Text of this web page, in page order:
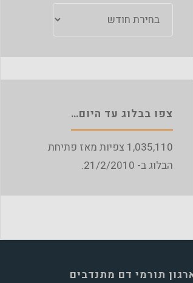
צפו בבלוג עד היום…
1,035,110 צפיות מאז פתיחת
הבלוג ב- 21/2/2010.
תורמי דם מתנדבים